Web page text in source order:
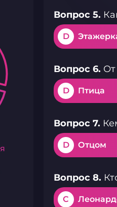
Вопрос 5.
D
Вопрос 6. От
D Птица
Вопрос 7.
D Отцом
Вопрос 8.
C